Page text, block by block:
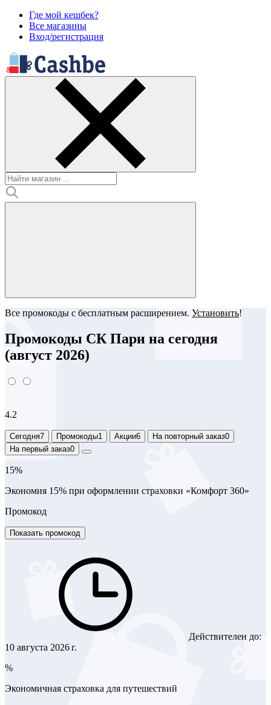
Где мой кешбек?
Все магазины
Вход/регистрация
Все промокоды с бесплатным расширением. Установить!
Промокоды СК Пари на сегодня
(август 2026)
4.2
Сегодня7 Промокоды1 Акции6 На повторный заказ0
На первый заказ0
15%
Экономия 15% при оформлении страховки «Комфорт 360»
Промокод
Показать промокод
Действителен до:
10 августа 2026 г.
%
Экономичная страховка для путешествий